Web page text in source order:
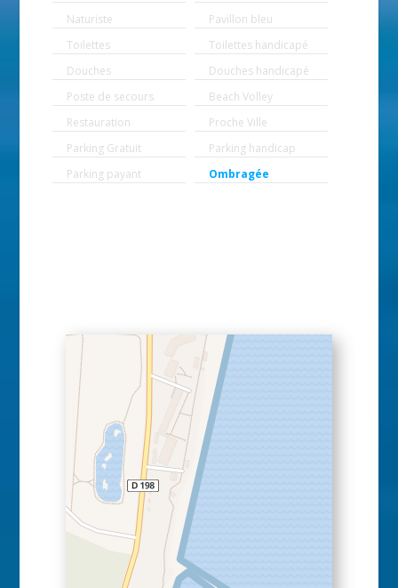
Naturiste
Pavillon bleu
Toilettes
Toilettes handicapé
Douches
Douches handicapé
Poste de secours
Beach Volley
Restauration
Proche Ville
Parking Gratuit
Parking handicap
Parking payant
Ombragée